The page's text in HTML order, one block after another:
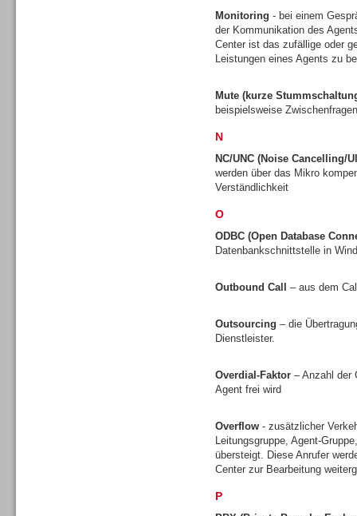
Monitoring - bei einem
der Kommunikation des
Center ist das zufällige oder
Leistungen eines Agents zu
Mute (kurze
beispielsweise
N
NC/UNC (Noise Cancelling/
werden über das Mikro
Verständlichkeit
O
ODBC (Open Database
Datenbankschnittstelle in
Outbound Call – aus dem
Outsourcing – die
Dienstleister.
Overdial-Faktor – Anzahl der
Agent frei wird
Overflow - zusätzlicher
Leitungsgruppe, Agent-
übersteigt. Diese Anrufer
Center zur Bearbeitung
P